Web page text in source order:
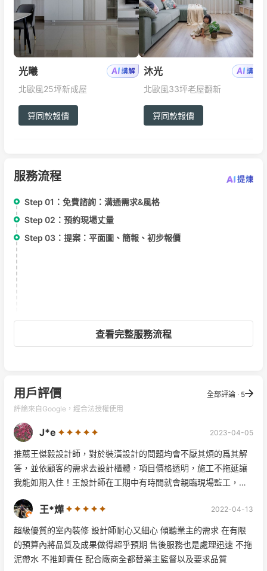
光曦
北歐風25坪新成屋
算同款報價
沐光
北歐風33坪老屋翻新
算同款報價
服務流程
Step 01： 免費諮詢：溝通需求&風格
Step 02： 預約現場丈量
Step 03： 提案：平面圖、簡報、初步報價
查看完整服務流程
用戶評價
全部評論 · 5
評論來自Google，經合法授權使用
J*e 2023-04-05
推薦王傑毅設計師，對於裝潢設計的問題均會不厭其煩的爲其解
答，並依顧客的需求去設計櫃體，項目價格透明，施工不拖延讓
我能如期入住！王設計師在工期中有時間就會親臨現場監工，並
王*燁 2022-04-13
超級優質的室內裝修 設計師耐心又細心 傾聽業主的需求 在有限
的預算內將品質及成果做得超乎預期 售後服務也是處理迅速 不拖
泥帶水 不推卸責任 配合廠商全都替業主監督以及要求品質